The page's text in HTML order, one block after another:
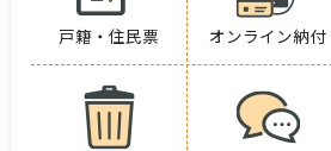
戸籍・住民票 オンライン納付